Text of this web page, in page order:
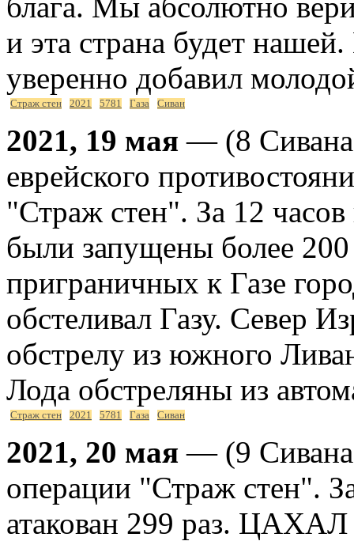
и эта страна будет
уверенно добавил
Страж стен 2021 5781 Газа Сиван
2021, 19 мая — (8 Сивана
еврейского
"Страж стен". За 12
были запущены более 200
приграничных к Газе
обстеливал Газу. Север
обстрелу из южного
Лода обстреляны из
Страж стен 2021 5781 Газа Сиван
2021, 20 мая — (9 Сивана
операции "Страж стен".
атакован 299 раз. ЦАХАЛ